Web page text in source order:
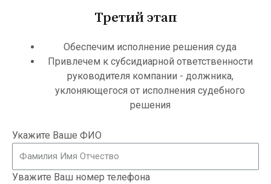
Третий этап
Обеспечим исполнение решения суда
Привлечем к субсидиарной ответственности
руководителя компании - должника,
уклоняющегося от исполнения судебного
решения
Укажите Ваше ФИО
Уважите Ваш номер телефона